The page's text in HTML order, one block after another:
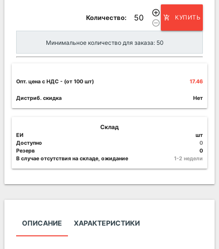
Количество:
add_circle_outline
remove_circle_outline
add_shopping_cart КУПИТЬ
Минимальное количество для заказа: 50
Опт. цена c НДС - (от 100 шт) 17.46
Дистриб. скидка Нет
Склад
ЕИ
шт
Доступно
0
Резерв
0
В случае отсутствия на складе, ожидание
1-2 недели
ОПИСАНИЕ ХАРАКТЕРИСТИКИ